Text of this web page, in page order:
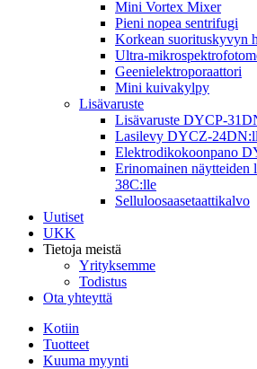
Mini Vortex Mixer
Pieni nopea sentrifugi
Korkean suorituskyvyn
Ultra-
Geenielektroporaattori
Mini kuivakylpy
Lisävaruste
Lisävaruste DYCP-
Lasilevy DYCZ-
Elektrodikokoonpano
Erinomainen
38C:lle
Selluloosaasetaattikalvo
Uutiset
UKK
Tietoja meistä
Yrityksemme
Todistus
Ota yhteyttä
Kotiin
Tuotteet
Kuuma myynti